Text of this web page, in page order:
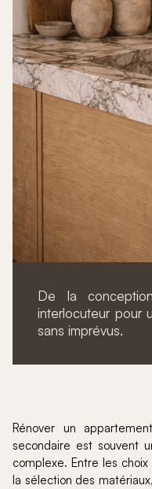
De la
interlocuteur pour
sans imprévus.
Rénover un
secondaire est souvent
complexe. Entre les
la sélection des